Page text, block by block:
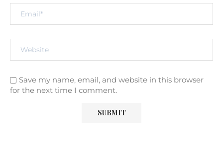
Save my name, email, and website in this browser
for the next time I comment.